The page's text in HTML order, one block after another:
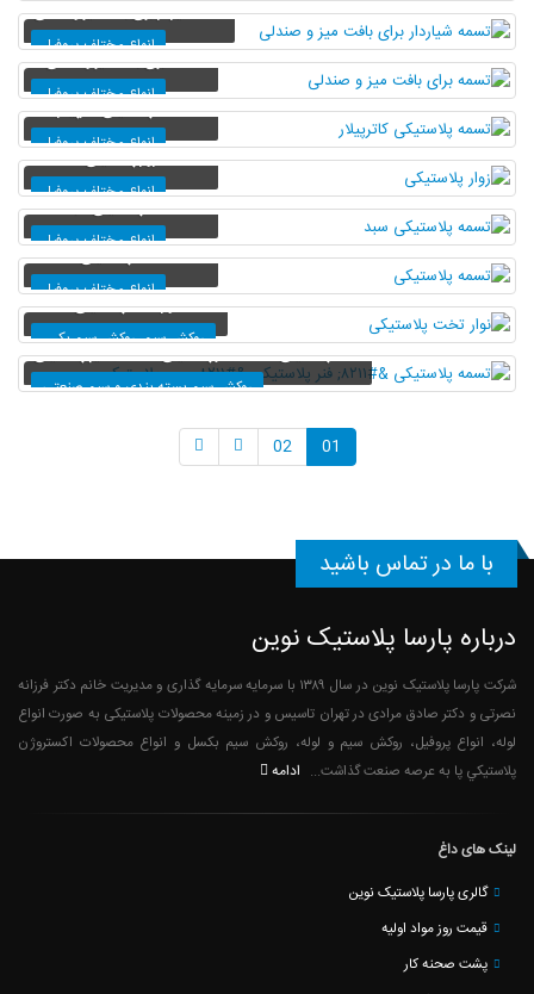
تسمه شیاردار برای بافت میز و صندلی
انواع مختلف پروفیل
تسمه برای بافت میز و صندلی
انواع مختلف پروفیل
تسمه پلاستیکی کاترپیلار
انواع مختلف پروفیل
زوار پلاستیکی
انواع مختلف پروفیل
تسمه پلاستیکی سبد
انواع مختلف پروفیل
تسمه پلاستیکی
انواع مختلف پروفیل
نوار تخت پلاستیکی
روکش سیم، روکش سیم بکسل
تسمه پلاستیکی &#۸۲۱۱; فنر پلاستیکی &#۸۲۱۱; سیم پلاستیکی
روکش سیم بسته بندی و سیم صنعتی
01
02
با ما در تماس باشید
درباره پارسا پلاستیک نوین
شرکت پارسا پلاستیک نوین در سال ۱۳۸۹ با سرمایه سرمایه گذاری و مدیریت خانم دکتر فرزانه
نصرتی و دکتر صادق مرادی در تهران تاسیس و در زمینه محصولات پلاستیکی به صورت انواع
لوله، انواع پروفیل، روکش سیم و لوله، روکش سیم بکسل و انواع محصولات اکستروژن
پلاستيكي پا به عرصه صنعت گذاشت... ادامه
لینک های داغ
گالری پارسا پلاستیک نوین
قیمت روز مواد اولیه
پشت صحنه کار